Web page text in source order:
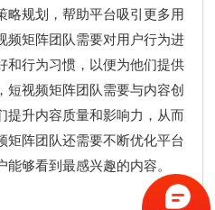
略规划，帮助平台吸引更多用
频矩阵团队需要对用户行为进
和行为习惯，以便为他们提供
短视频矩阵团队需要与内容创
提升内容质量和影响力，从而
矩阵团队还需要不断优化平台
够看到最感兴趣的内容。